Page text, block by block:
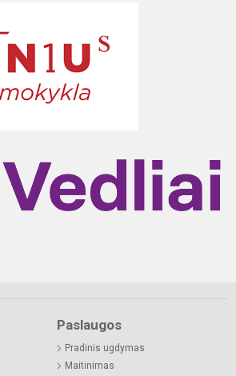
Paslaugos
Pradinis ugdymas
Maitinimas